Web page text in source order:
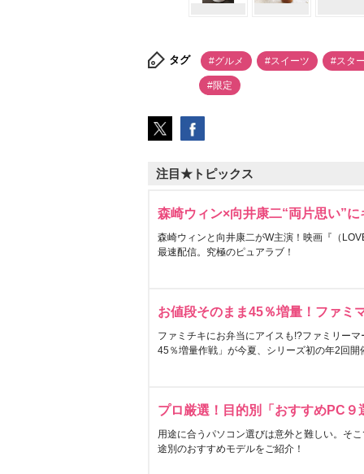
タグ #グルメ #スイーツ #スタ
#限定
注目★トピックス
森崎ウィン×向井康二“両片思い”
森崎ウィンと向井康二がW主演！映画『（
最速配信。究極のピュアラブ！
お値段そのまま45％増量！ファミ
ファミチキにお弁当にアイスも!?ファミリー
45％増量作戦」が今夏、シリーズ初の年2回開
プロ厳選！目的別「おすすめPC９
用途に合うパソコン選びは意外と難しい。そ
途別のおすすめモデルをご紹介！